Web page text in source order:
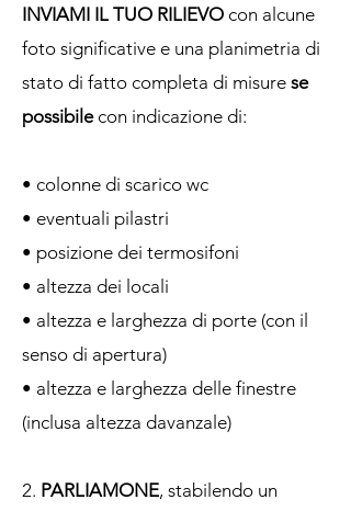
INVIAMI IL TUO RILIEVO con alcune
foto significative e una planimetria di
stato di fatto completa di misure se
possibilecon indicazione di:
• colonne di scarico wc
• eventuali pilastri
• posizione dei termosifoni
• altezza dei locali
• altezza e larghezza di porte (con il
senso di apertura)
• altezza e larghezza delle finestre
(inclusa altezza davanzale)
2. PARLIAMONE, stabilendo un